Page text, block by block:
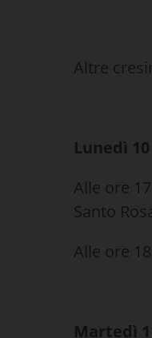
Altre
Lunedì
Alle ore
Santo
Alle ore
Martedì